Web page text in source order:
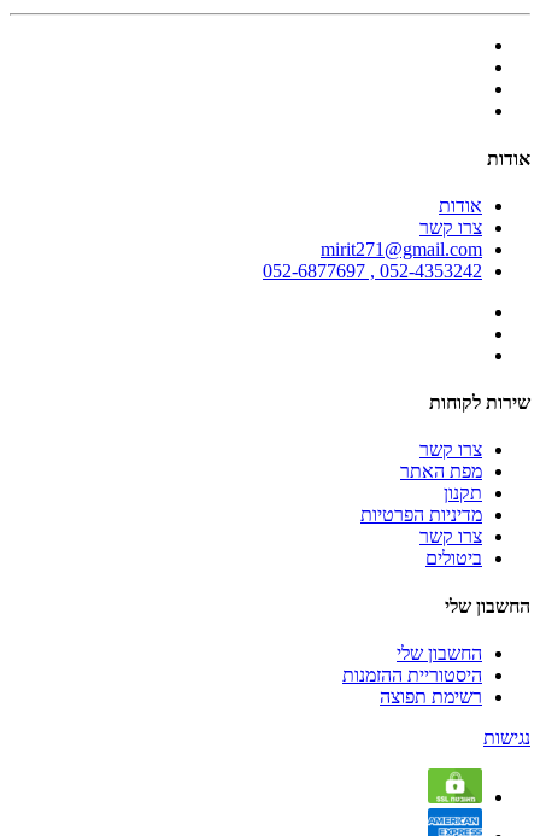
אודות
אודות
צרו קשר
mirit271@gmail.com
052-4353242 , 052-6877697
שירות לקוחות
צרו קשר
מפת האתר
תקנון
מדיניות הפרטיות
צרו קשר
ביטולים
החשבון שלי
החשבון שלי
היסטוריית ההזמנות
רשימת תפוצה
נגישות